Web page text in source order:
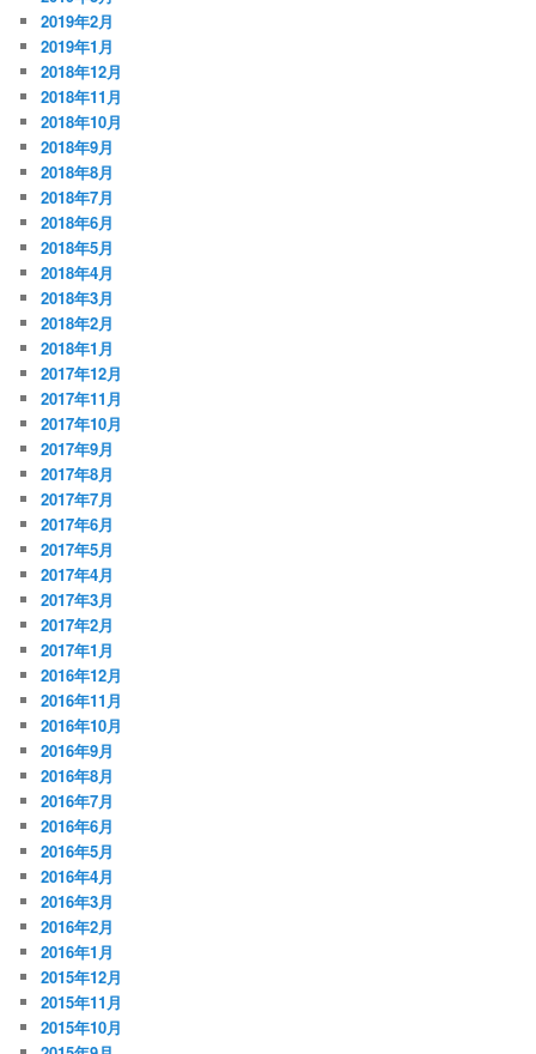
2019年2月
2019年1月
2018年12月
2018年11月
2018年10月
2018年9月
2018年8月
2018年7月
2018年6月
2018年5月
2018年4月
2018年3月
2018年2月
2018年1月
2017年12月
2017年11月
2017年10月
2017年9月
2017年8月
2017年7月
2017年6月
2017年5月
2017年4月
2017年3月
2017年2月
2017年1月
2016年12月
2016年11月
2016年10月
2016年9月
2016年8月
2016年7月
2016年6月
2016年5月
2016年4月
2016年3月
2016年2月
2016年1月
2015年12月
2015年11月
2015年10月